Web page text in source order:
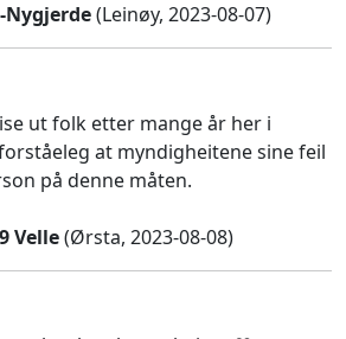
Nygjerde(Leinøy, 2023-08-07)
ut folk etter mange år her i
at myndigheitene sine feil
på denne måten.
Velle(Ørsta, 2023-08-08)